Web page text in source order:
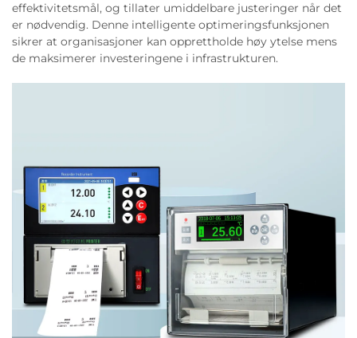
effektivitetsmål, og tillater umiddelbare justeringer når det
er nødvendig. Denne intelligente optimeringsfunksjonen
sikrer at organisasjoner kan opprettholde høy ytelse mens
de maksimerer investeringene i infrastrukturen.